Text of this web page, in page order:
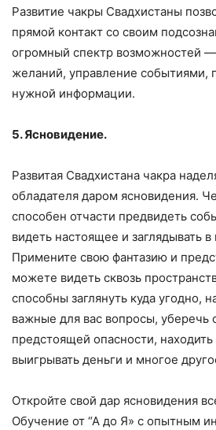
Развитие чакры Свадхистаны
прямой контакт со своим
огромный спектр возможностей
желаний, управление событиями,
нужной информации.
5. Ясновидение.
Развитая Свадхистана чакра
обладателя даром ясновидения.
способен отчасти предвидеть
видеть настоящее и заглядывать
Примените свою фантазию и
можете видеть сквозь
способны заглянуть куда угодно,
важные для вас вопросы, уберечь
предстоящей опасности,
выигрывать деньги и многое
Откройте свой дар ясновидения
Обучение от “А до Я» с опытным